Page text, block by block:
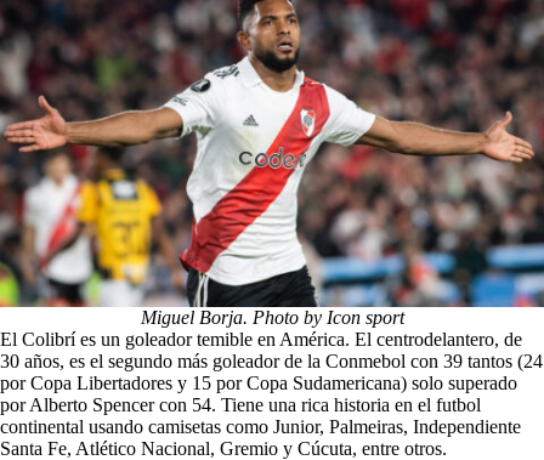
Miguel Borja. Photo by Icon sport
El Colibrí es un goleador temible en América. El centrodelantero, de
30 años, es el segundo más goleador de la Conmebol con 39 tantos (24
por Copa Libertadores y 15 por Copa Sudamericana) solo superado
por Alberto Spencer con 54. Tiene una rica historia en el futbol
continental usando camisetas como Junior, Palmeiras, Independiente
Santa Fe, Atlético Nacional, Gremio y Cúcuta, entre otros.